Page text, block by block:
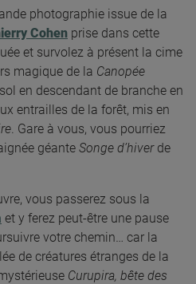
photographie issue de la
Cohen prise dans cette
et survolez à présent la cime
magique de la Canopée
en descendant de branche en
entrailles de la forêt, mis en
. Gare à vous, vous pourriez
géante Songe d’hiverde
vous passerez sous la
et y ferez peut-être une pause
votre chemin… car la
de créatures étranges de la
Curupira, bête des